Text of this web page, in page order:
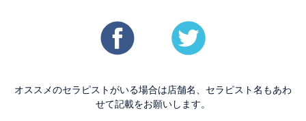
オススメのセラピストがいる場合は店舗名、セラピスト名もあわ
せて記載をお願いします。